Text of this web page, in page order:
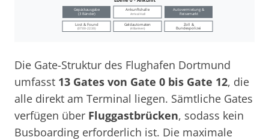
Die Gate-Struktur des Flughafen Dortmund
umfasst 13 Gates von Gate 0 bis Gate 12, die
alle direkt am Terminal liegen. Sämtliche Gates
verfügen über Fluggastbrücken, sodass kein
Busboarding erforderlich ist. Die maximale